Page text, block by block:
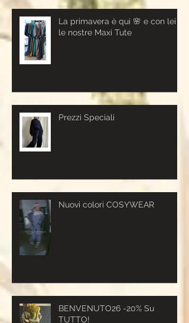
La primavera è qui 🌸 e con lei
le nostre Maxi Tute
Prezzi Speciali
Nuovi colori COSYWEAR
BENVENUTO26 -20% Su
TUTTO!